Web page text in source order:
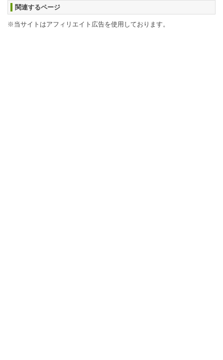
関連するページ
※当サイトはアフィリエイト広告を使用しております。